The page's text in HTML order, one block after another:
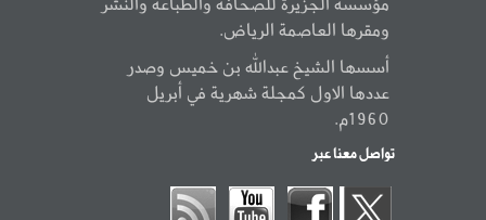
مؤسسة الجزيرة للصحافة والطباعة والنشر
ومقرها العاصمة الرياض.
أسسها الشيخ عبدالله بن خميس وصدر
عددها الاول كمجلة شهرية في أبريل
1960م.
تواصل معنا عبر